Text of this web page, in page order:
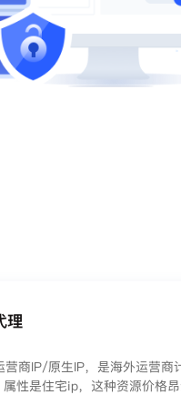
理
商IP/原生IP，是海外运营商
性是住宅ip，这种资源价格